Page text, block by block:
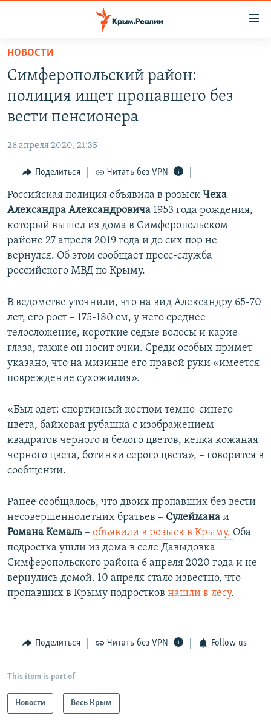
Вернуться
основному
содержанию
главной
навигации
Вернутся
поиску
НОВОСТИ
СПЕЦПРОЕКТЫ
11 ЛЕТ ОККУПАЦИИ КРЫМА. 11 ИСТОРИЙ СОПРОТИВЛЕНИЯ
ЕЩЕ
ИНТЕРАКТИВ
ИНФОГРАФИКА
ТЕЛЕПРОЕКТ КРЫМ.РЕАЛИИ
СОВЕТЫ ПРАВОЗАЩИТНИКОВ
ПРОПАВШИЕ БЕЗ ВЕСТИ
КРЫМ.НЕПОКОРЕННЫЙ
УКРАИНСКАЯ ПРОБЛЕМА КРЫМА
РАДІО СВОБОДА
КАК ОБОЙТИ БЛОКИРОВКУ
Українською
Все сайты RFE/RL
НОВОСТИ
Симферопольский район:
полиция ищет пропавшего без
вести пенсионера
26 апреля 2020, 21:35
Поделиться Читать без VPN
Российская полиция объявила в розыск Чеха
Александра Александровича 1953 года рождения,
который вышел из дома в Симферопольском
районе 27 апреля 2019 года и до сих пор не
вернулся. Об этом сообщает пресс-служба
российского МВД по Крыму.
В ведомстве уточнили, что на вид Александру 65-70
лет, его рост – 175-180 см, у него среднее
телосложение, короткие седые волосы и карие
глаза, также он носит очки. Среди особых примет
указано, что на мизинце его правой руки «имеется
повреждение сухожилия».
«Был одет: спортивный костюм темно-синего
цвета, байковая рубашка с изображением
квадратов черного и белого цветов, кепка кожаная
черного цвета, ботинки серого цвета», – говорится в
сообщении.
Ранее сообщалось, что двоих пропавших без вести
несовершеннолетних братьев – Сулеймана и
Романа Кемаль – объявили в розыск в Крыму. Оба
подростка ушли из дома в селе Давыдовка
Симферопольского района 6 апреля 2020 года и не
вернулись домой. 10 апреля стало известно, что
пропавших в Крыму подростков нашли в лесу.
Поделиться Читать без VPN Follow us
This item is part of
Новости Весь Крым